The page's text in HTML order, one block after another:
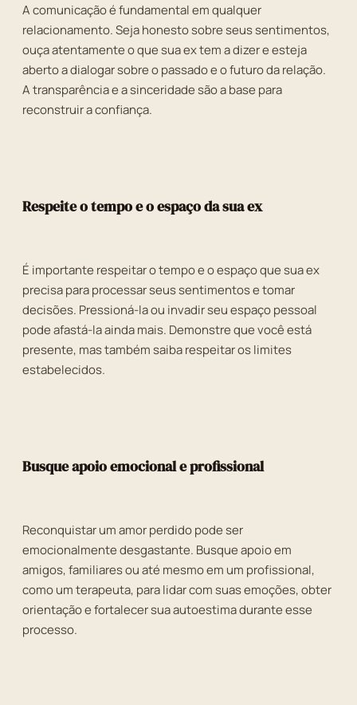
A comunicação é fundamental em qualquer
relacionamento. Seja honesto sobre seus sentimentos,
ouça atentamente o que sua ex tem a dizer e esteja
aberto a dialogar sobre o passado e o futuro da relação.
A transparência e a sinceridade são a base para
reconstruir a confiança.
Respeite o tempo e o espaço da sua ex
É importante respeitar o tempo e o espaço que sua ex
precisa para processar seus sentimentos e tomar
decisões. Pressioná-la ou invadir seu espaço pessoal
pode afastá-la ainda mais. Demonstre que você está
presente, mas também saiba respeitar os limites
estabelecidos.
Busque apoio emocional e profissional
Reconquistar um amor perdido pode ser
emocionalmente desgastante. Busque apoio em
amigos, familiares ou até mesmo em um profissional,
como um terapeuta, para lidar com suas emoções, obter
orientação e fortalecer sua autoestima durante esse
processo.